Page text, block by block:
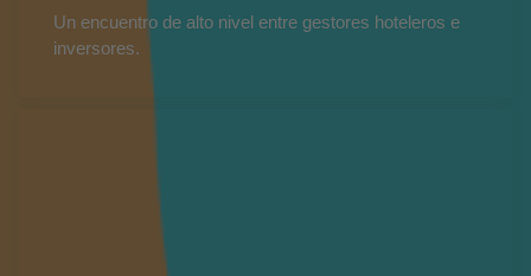
Un encuentro de alto nivel entre gestores hoteleros e
inversores.